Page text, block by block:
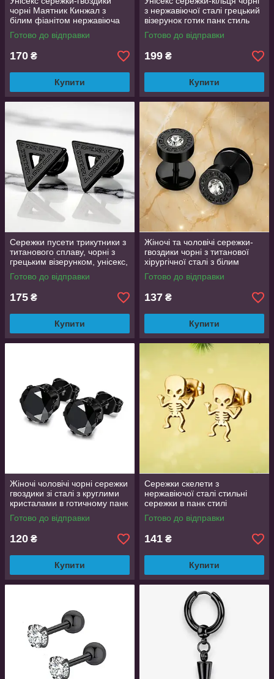
чорні Маятник Кинжал з
білим фіанітом нержавіюча
сталь готик панк стиль
Готово до відправки
170 ₴
Купити
з нержавіючої сталі грецький
візерунок готик панк стиль
Готово до відправки
199 ₴
Купити
Сережки пусети трикутники з
титанового сплаву, чорні з
грецьким візерунком, унісекс,
1 пара
Готово до відправки
175 ₴
Купити
Жіночі та чоловічі сережки-
гвоздики чорні з титанової
хірургічної сталі з білим
фіанітом грецький візерунок
9 мм
Готово до відправки
137 ₴
Купити
Жіночі чоловічі чорні сережки
гвоздики зі сталі з круглими
кристалами в готичному панк
стилі 9 мм
Готово до відправки
120 ₴
Купити
Сережки скелети з
нержавіючої сталі стильні
сережки в панк стилі
унікальні аксесуари золотисті
Готово до відправки
141 ₴
Купити